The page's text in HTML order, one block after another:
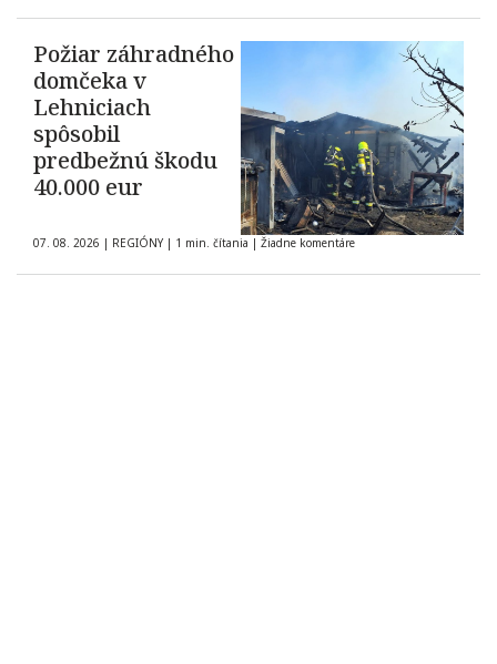
Požiar záhradného
domčeka v
Lehniciach
spôsobil
predbežnú škodu
40.000 eur
07. 08. 2026 | REGIÓNY | 1 min. čítania | Žiadne komentáre